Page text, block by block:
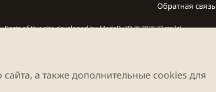
Обратная связь
Parts of this site developed byMadeBy2D© 2026 (Details)
а также дополнительные cookies для